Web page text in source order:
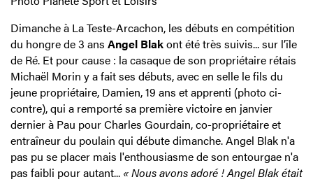
Dimanche à La Teste-Arcachon, les débuts en compétition
du hongre de 3 ans Angel Blakont été très suivis... sur l’île
de Ré. Et pour cause : la casaque de son propriétaire rétais
Michaël Morin y a fait ses débuts, avec en selle le fils du
jeune propriétaire, Damien, 19 ans et apprenti (photo ci-
contre), qui a remporté sa première victoire en janvier
dernier à Pau pour Charles Gourdain, co-propriétaire et
entraîneur du poulain qui débute dimanche. Angel Blak n'a
pas pu se placer mais l'enthousiasme de son entourgae n'a
pas faibli pour autant... « Nous avons adoré ! Angel Blak était